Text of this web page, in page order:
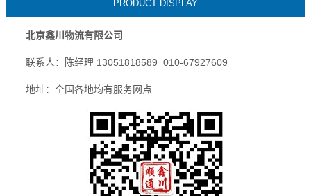
PRODUCT DISPLAY
北京鑫川物流有限公司
联系人：陈经理 13051818589 010-67927609
地址：全国各地均有服务网点